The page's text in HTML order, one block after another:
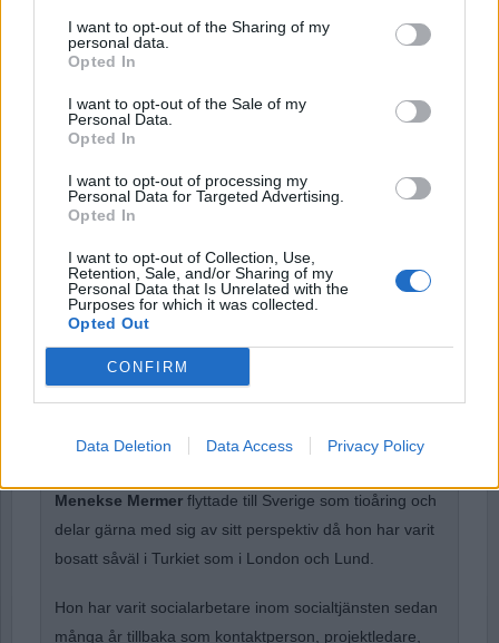
I want to opt-out of the Sharing of my
personal data.
Opted In
I want to opt-out of the Sale of my
Personal Data.
Opted In
I want to opt-out of processing my
Personal Data for Targeted Advertising.
Opted In
I want to opt-out of Collection, Use,
Retention, Sale, and/or Sharing of my
Personal Data that Is Unrelated with the
Purposes for which it was collected.
Opted Out
CONFIRM
Data Deletion Data Access Privacy Policy
Remember Me
Forgot Password
Stöd Para§rafs bevakning av högerextremismen
Menekse Mermer flyttade till Sverige som tioåring och
delar gärna med sig av sitt perspektiv då hon har varit
bosatt såväl i Turkiet som i London och Lund.
Hon har varit socialarbetare inom socialtjänsten sedan
många år tillbaka som kontaktperson, projektledare,